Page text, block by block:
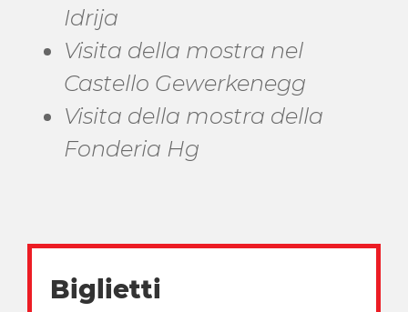
Idrija
Visita della mostra nel
Castello Gewerkenegg
Visita della mostra della
Fonderia Hg
Biglietti